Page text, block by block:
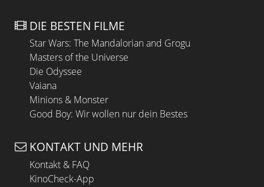
DIE BESTEN FILME
Star Wars: The Mandalorian and Grogu
Masters of the Universe
Die Odyssee
Vaiana
Minions & Monster
Good Boy: Wir wollen nur dein Bestes
KONTAKT UND MEHR
Kontakt & FAQ
KinoCheck-App